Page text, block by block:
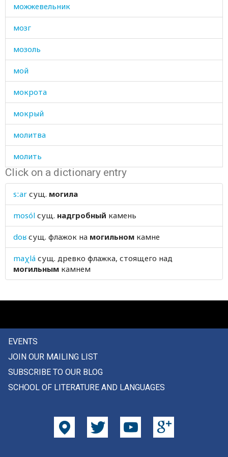
можжевельник
мозг
мозоль
мой
мокрота
мокрый
молитва
молить
молиться
молния
молодец
молодо
молодожены
молозиво
молот
молотить
Click on a dictionary entry
sːar сущ. могила
mosól сущ. надгробный камень
doʁ сущ. флажок на могильном камне
maχlá сущ. древко флажка, стоящего над
могильным камнем
EVENTS
JOIN OUR MAILING LIST
SUBSCRIBE TO OUR BLOG
SCHOOL OF LITERATURE AND LANGUAGES